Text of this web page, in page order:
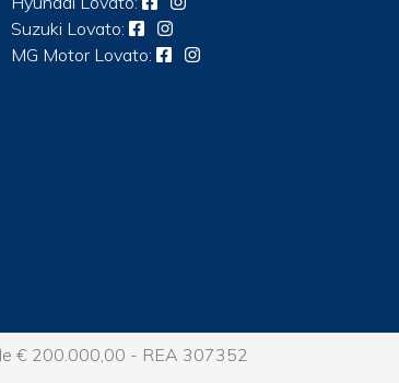
Suzuki Lovato:
MG Motor Lovato:
€ 200.000,00 - REA 307352